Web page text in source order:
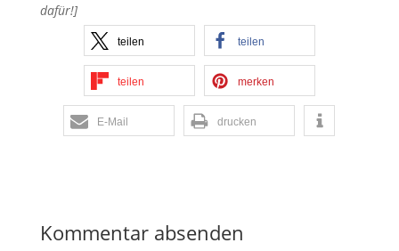
dafür!]
teilen teilen
teilen merken
E-Mail drucken
Kommentar absenden